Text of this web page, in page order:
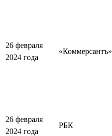
26 февраля
2024 года
«Коммерсантъ»
26 февраля
2024 года
РБК